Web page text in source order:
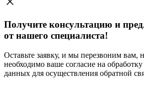
Получите консультацию и
от нашего специалиста!
Оставьте заявку, и мы перезвоним вам,
необходимо ваше согласие на
данных для осуществления обратной